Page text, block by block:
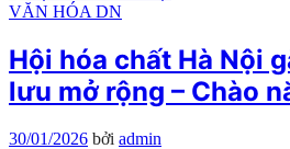
VĂN HÓA DN
Hội hóa chất Hà Nội
lưu mở rộng – Chào
30/01/2026 bởi admin